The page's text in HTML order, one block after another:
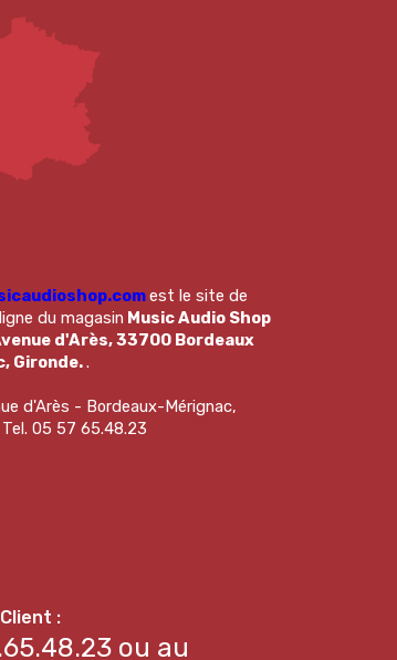
est le site de
du magasin Music Audio Shop
d'Arès, 33700 Bordeaux
Gironde..
d'Arès - Bordeaux-Mérignac,
05 57 65.48.23
ou au